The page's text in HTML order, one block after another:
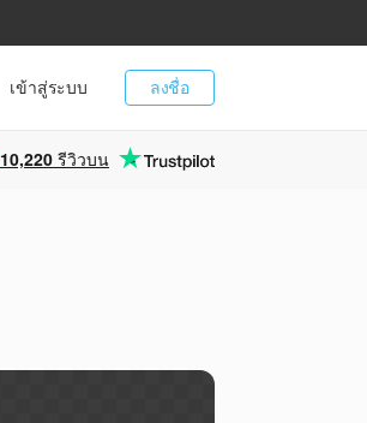
ลงชื่อ
เข้าสู่ระบบ
10,220 รีวิวบน